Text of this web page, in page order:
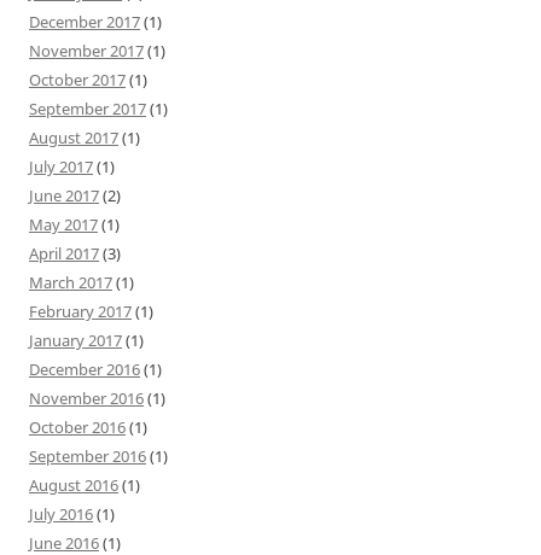
December 2017(1)
November 2017(1)
October 2017(1)
September 2017(1)
August 2017(1)
July 2017(1)
June 2017(2)
May 2017(1)
April 2017(3)
March 2017(1)
February 2017(1)
January 2017(1)
December 2016(1)
November 2016(1)
October 2016(1)
September 2016(1)
August 2016(1)
July 2016(1)
June 2016(1)